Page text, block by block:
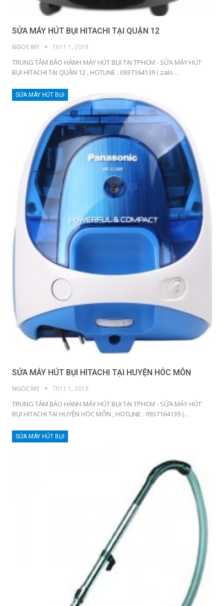
SỬA MÁY HÚT BỤI HITACHI TẠI QUẬN 12
NGOC MY Th11 1, 2018
TRUNG TÂM BẢO HÀNH MÁY HÚT BỤI TẠI TPHCM - SỬA MÁY HÚT
BỤI HITACHI TẠI QUẬN 12 , HOTLINE : 0937164139 ( zalo…
SỬA MÁY HÚT BỤI
SỬA MÁY HÚT BỤI HITACHI TẠI HUYỆN HÓC MÔN
NGOC MY Th11 1, 2018
TRUNG TÂM BẢO HÀNH MÁY HÚT BỤI TẠI TPHCM - SỬA MÁY HÚT
BỤI HITACHI TẠI HUYỆN HÓC MÔN , HOTLINE : 0937164139 (…
SỬA MÁY HÚT BỤI